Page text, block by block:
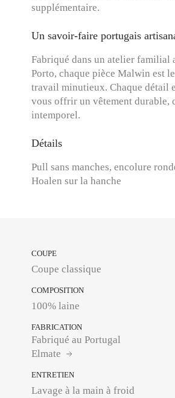
supplémentaire.
Un savoir-faire portugais
Fabriqué dans un atelier familial
Porto, chaque pièce Malwin est
travail minutieux. Chaque détail
vous offrir un vêtement durable,
intemporel.
Détails
Pull sans manches, encolure
Hoalen sur la hanche
COUPE
Coupe classique
COMPOSITION
100% laine
FABRICATION
Fabriqué au Portugal
Elmate
ENTRETIEN
Lavage à la main à froid